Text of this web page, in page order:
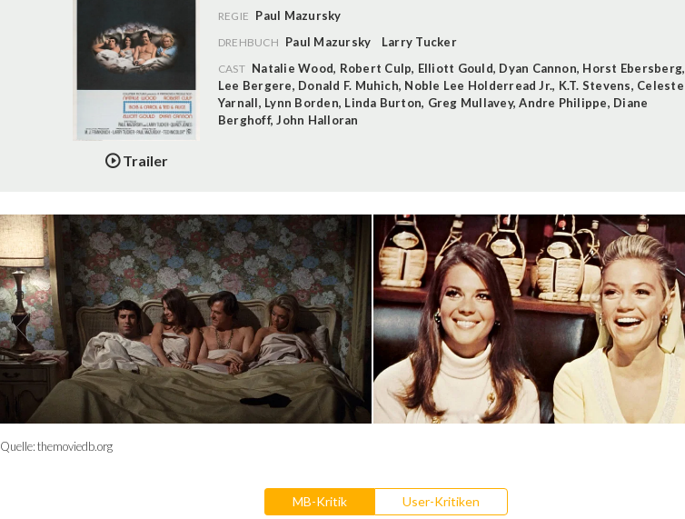
Trailer
REGIE Paul Mazursky
DREHBUCH Paul Mazursky Larry Tucker
CAST Natalie Wood, Robert Culp, Elliott Gould, Dyan Cannon, Horst Ebersberg,
Lee Bergere, Donald F. Muhich, Noble Lee Holderread Jr., K.T. Stevens, Celeste
Yarnall, Lynn Borden, Linda Burton, Greg Mullavey,Andre Philippe, Diane
Berghoff,John Halloran
Quelle:themoviedb.org
MB-Kritik User-Kritiken